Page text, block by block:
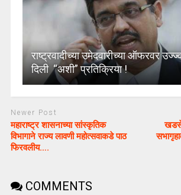
राष्ट्रवादीच्या उमेदवारीच्या ऑफरवर
दिली “अशी” प्रतिक्रिया !
Newer Post
महाराष्ट्र शासनाच्या सांस्कृतिक
विभागाने राज्य लावणी महोत्सवाकडे पाठ
फिरवलीय….
खडसे
COMMENTS